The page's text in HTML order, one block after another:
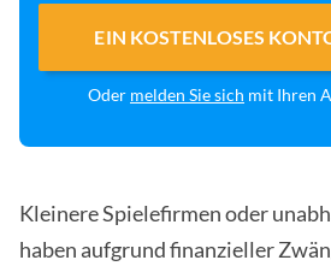
EIN KOSTENLOSES
Oder melden Sie sich mit Ihren
Kleinere Spielefirmen oder
haben aufgrund finanzieller